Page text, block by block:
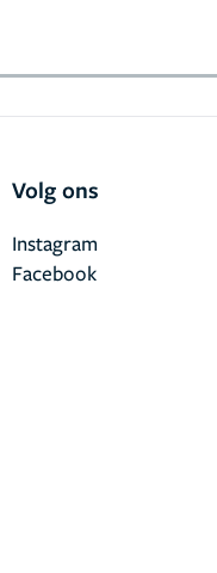
Volg ons
Facebook
Instagram